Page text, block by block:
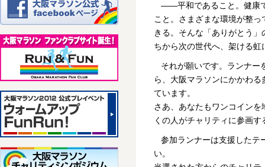
――平和であること。健康
こと。さまざまな環境が整
きる。そんな「ありがとう
ちから次の世代へ、架ける
それが願いです。ランナー
ら、大阪マラソンにかかわ
ています。
さあ、あなたもワンコイン
くの人がチャリティに参画
参加ランナーは支援したテ
い。